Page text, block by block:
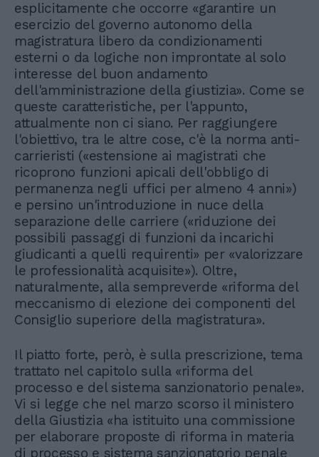
esplicitamente che occorre «garantire un
esercizio del governo autonomo della
magistratura libero da condizionamenti
esterni o da logiche non improntate al solo
interesse del buon andamento
dell'amministrazione della giustizia». Come se
queste caratteristiche, per l'appunto,
attualmente non ci siano. Per raggiungere
l'obiettivo, tra le altre cose, c'è la norma anti-
carrieristi («estensione ai magistrati che
ricoprono funzioni apicali dell'obbligo di
permanenza negli uffici per almeno 4 anni»)
e persino un'introduzione in nuce della
separazione delle carriere («riduzione dei
possibili passaggi di funzioni da incarichi
giudicanti a quelli requirenti» per «valorizzare
le professionalità acquisite»). Oltre,
naturalmente, alla sempreverde «riforma del
meccanismo di elezione dei componenti del
Consiglio superiore della magistratura».
Il piatto forte, però, è sulla prescrizione, tema
trattato nel capitolo sulla «riforma del
processo e del sistema sanzionatorio penale».
Vi si legge che nel marzo scorso il ministero
della Giustizia «ha istituito una commissione
per elaborare proposte di riforma in materia
di processo e sistema sanzionatorio penale